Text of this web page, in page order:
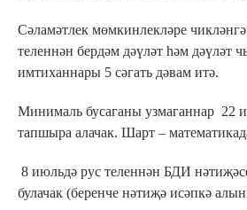
Сәламәтлек мөмкинлекләре
теленнән бердәм дәүләт һәм дәүләт
имтиханнары 5 сәгать дәвам итә.
Минималь бусаганы узмаганнар 22
тапшыра алачак. Шарт –
8 июльдә рус теленнән БДИ
булачак (беренче нәтиҗә исәпкә